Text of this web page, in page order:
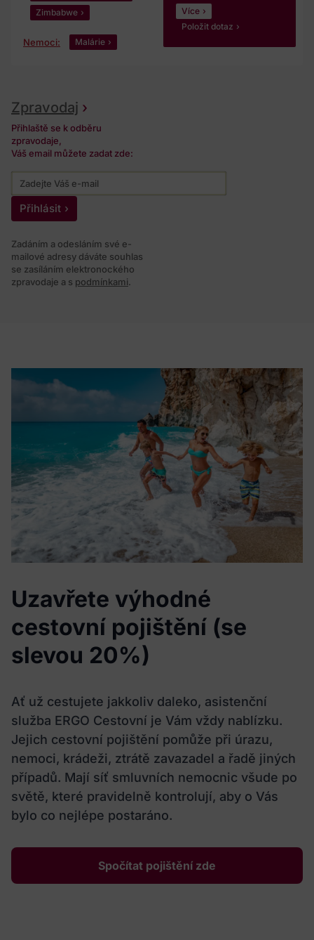
Zimbabwe
Nemoci: Malárie
Více
Položit dotaz
Zpravodaj
Přihlaště se k odběru
zpravodaje,
Váš email můžete zadat zde:
Přihlásit
Zadáním a odesláním své e-
mailové adresy dáváte souhlas
se zasíláním elektronockého
zpravodaje a s podmínkami.
Uzavřete výhodné
cestovní pojištění (se
slevou 20%)
Ať už cestujete jakkoliv daleko, asistenční
služba ERGO Cestovní je Vám vždy nablízku.
Jejich cestovní pojištění pomůže při úrazu,
nemoci, krádeži, ztrátě zavazadel a řadě jiných
případů. Mají síť smluvních nemocnic všude po
světě, které pravidelně kontrolují, aby o Vás
bylo co nejlépe postaráno.
Spočítat pojištění zde